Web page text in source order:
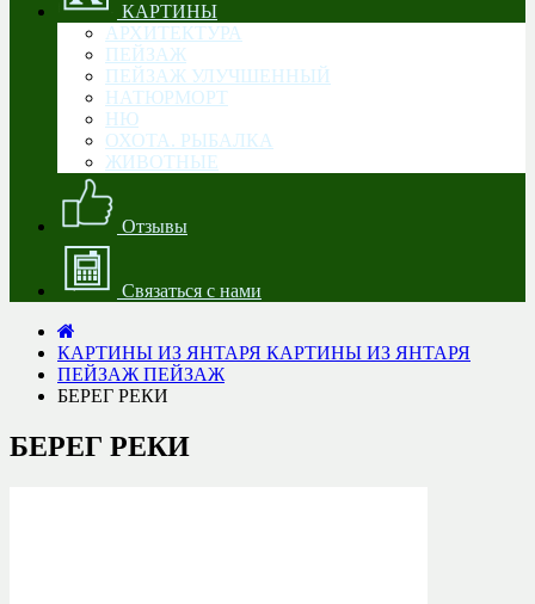
КАРТИНЫ
АРХИТЕКТУРА
ПЕЙЗАЖ
ПЕЙЗАЖ УЛУЧШЕННЫЙ
НАТЮРМОРТ
НЮ
ОХОТА. РЫБАЛКА
ЖИВОТНЫЕ
Отзывы
Связаться с нами
КАРТИНЫ ИЗ ЯНТАРЯ КАРТИНЫ ИЗ ЯНТАРЯ
ПЕЙЗАЖ ПЕЙЗАЖ
БЕРЕГ РЕКИ
БЕРЕГ РЕКИ